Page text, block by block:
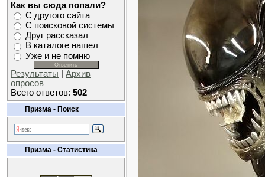
Как вы сюда попали?
С другого сайта
С поисковой системы
Друг рассказал
В каталоге нашел
Уже и не помню
Результаты
Архив
опросов
Всего ответов: 502
Призма - Поиск
Призма - Статистика